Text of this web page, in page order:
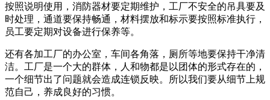
按照说明使用，消防器材要定期维护，工厂不安全的吊具要及
时处理，通道要保持畅通，材料摆放和标示要按照标准执行，
员工要定期对设备进行保养等。
还有各加工厂的办公室，车间各角落，厕所等地要保持干净清
洁。工厂是一个大的群体，人和物都是以团体的形式存在的，
一个细节出了问题就会造成连锁反映。所以我们要从细节上规
范自己，养成良好的习惯。